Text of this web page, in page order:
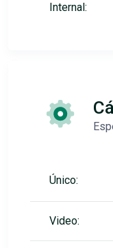
Internal:
Único:
Video: